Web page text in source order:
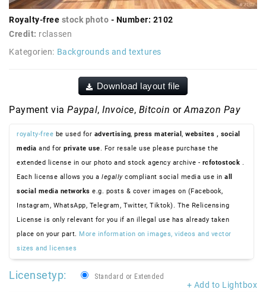
Royalty-free stock photo - Number: 2102
Credit: rclassen
Kategorien: Backgrounds and textures
Download layout file
Payment via Paypal, Invoice, Bitcoin orAmazon Pay
royalty-free be used for advertising, press material , websites , social
media and for private use. For resale use please purchase the
extended license in our photo and stock agency archive - rcfotostock .
Each license allows you a legallycompliant social media use in all
social media networks e.g. posts & cover images on (Facebook,
Instagram, WhatsApp, Telegram, Twitter, Tiktok). The Relicensing
License is only relevant for you if an illegal use has already taken
place on your part. More information on images, videos and vector
sizes and licenses
+ Add to Lightbox
Licensetyp: Standard or Extended